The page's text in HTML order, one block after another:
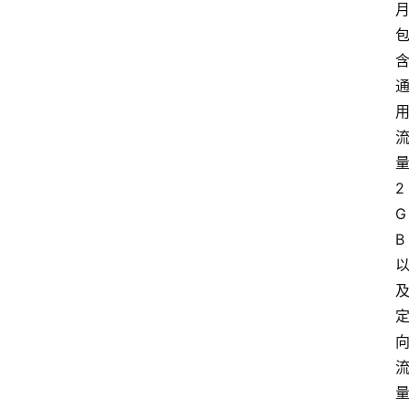
月
包
含
通
用
流
量
2
G
B
以
及
定
向
流
量